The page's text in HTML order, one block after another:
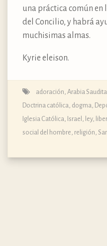
una práctica común en
del Concilio, y habrá
muchisimas almas.
Kyrie eleison.
adoración Arabia Saudita
Doctrina católica, dogma,
Iglesia Católica Israel ley,
social del hombre religión